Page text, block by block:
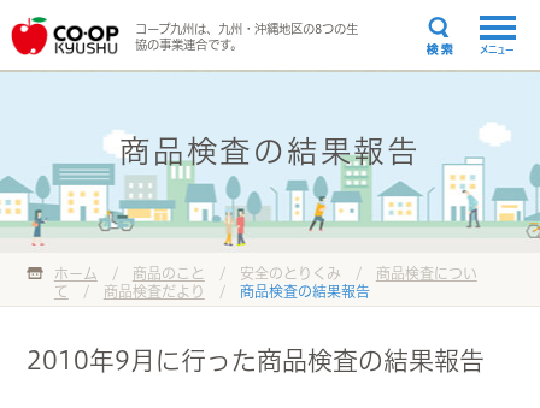
コープ九州は、九州・沖縄地区の8つの生
協の事業連合です。
メニュー
商品検査の結果報告
ホーム / 商品のこと / 安全のとりくみ /
商品検査につい
て / 商品検査だより / 商品検査の結果報告
2010年9月に行った商品検査の結果報告